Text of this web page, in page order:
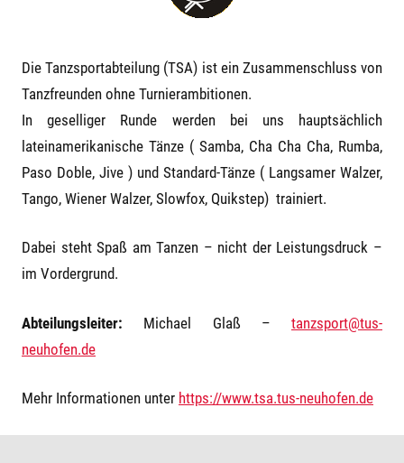
Die Tanzsportabteilung (TSA) ist ein Zusammenschluss von
Tanzfreunden ohne Turnierambitionen.
In geselliger Runde werden bei uns hauptsächlich
lateinamerikanische Tänze ( Samba, Cha Cha Cha, Rumba,
Paso Doble, Jive ) und Standard-Tänze ( Langsamer Walzer,
Tango, Wiener Walzer, Slowfox, Quikstep) trainiert.
Dabei steht Spaß am Tanzen – nicht der Leistungsdruck –
im Vordergrund.
Abteilungsleiter: Michael Glaß – tanzsport@tus-
neuhofen.de
Mehr Informationen unter https://www.tsa.tus-neuhofen.de